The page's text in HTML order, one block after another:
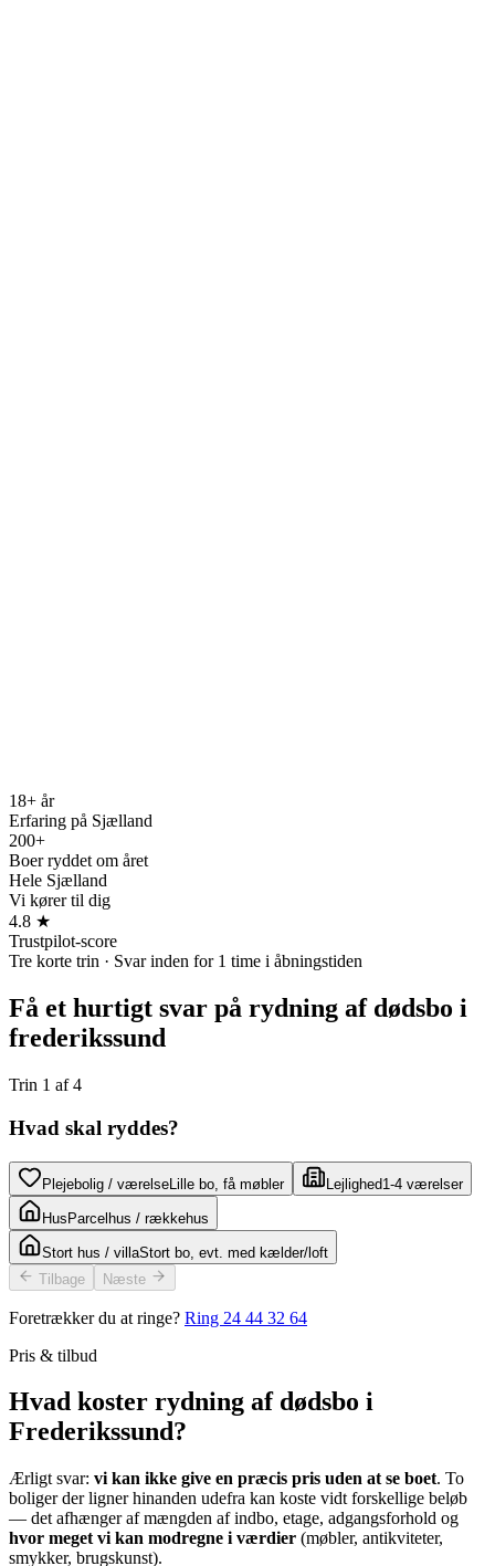
18+ år
Erfaring på Sjælland
200+
Boer ryddet om året
Hele Sjælland
Vi kører til dig
4.8 ★
Trustpilot-score
Tre korte trin · Svar inden for 1 time i åbningstiden
Få et hurtigt svar på rydning af dødsbo i
frederikssund
Trin 1 af4
Hvad skal ryddes?
Plejebolig / værelseLille bo, få møbler Lejlighed1-4 værelser
HusParcelhus / rækkehus
Stort hus / villaStort bo, evt. med kælder/loft
Tilbage
Næste
Foretrækker du at ringe? Ring 24 44 32 64
Pris & tilbud
Hvad koster rydning af dødsbo i
Frederikssund?
Ærligt svar: vi kan ikke give en præcis pris uden at se boet. To
boliger der ligner hinanden udefra kan koste vidt forskellige beløb
— det afhænger af mængden af indbo, etage, adgangsforhold og
hvor meget vi kan modregne i værdier (møbler, antikviteter,
smykker, brugskunst).